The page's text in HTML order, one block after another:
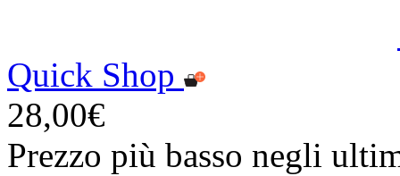
Quick Shop
28,00€
Prezzo più basso negli